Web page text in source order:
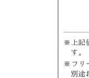
※上記
す。
※フリ
別途